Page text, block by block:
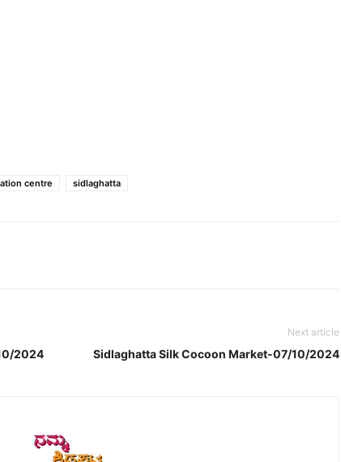
centre sidlaghatta
2024
Next article
Sidlaghatta Silk Cocoon Market-07/10/2024